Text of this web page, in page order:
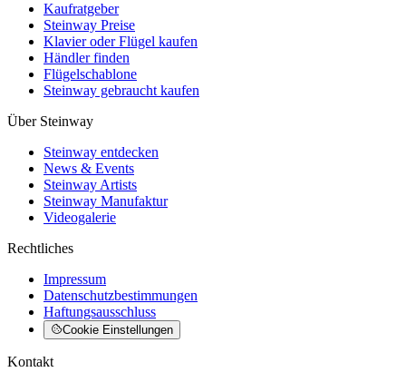
Kaufratgeber
Steinway Preise
Klavier oder Flügel kaufen
Händler finden
Flügelschablone
Steinway gebraucht kaufen
Über Steinway
Steinway entdecken
News & Events
Steinway Artists
Steinway Manufaktur
Videogalerie
Rechtliches
Impressum
Datenschutzbestimmungen
Haftungsausschluss
Cookie Einstellungen
Kontakt